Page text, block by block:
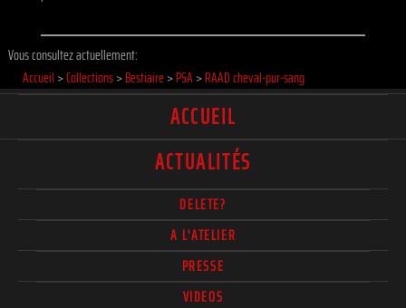
Vous consultez actuellement:
Accueil >Collections>Bestiaire>PSA>RAAD cheval-pur-sang
ACCUEIL
ACTUALITÉS
DELETE?
A L'ATELIER
PRESSE
VIDEOS